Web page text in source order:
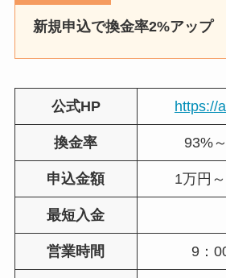
新規申込で換金率2%アップ
公式HP https://
換金率 93%
申込金額 1万円
最短入金
営業時間 9：